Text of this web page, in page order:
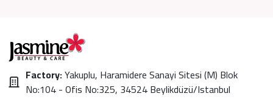
Factory:Yakuplu, Haramidere Sanayi Sitesi (M) Blok
No:104 - Ofis No:325, 34524 Beylikdüzü/Istanbul